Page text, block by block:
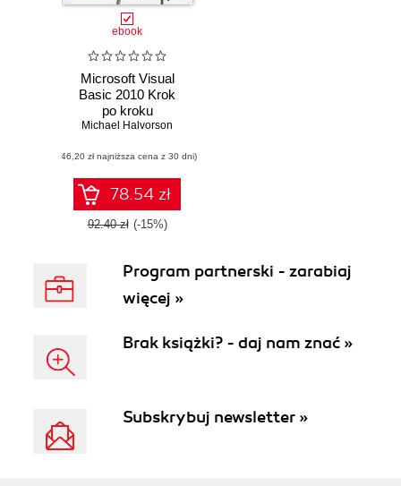
ebook
Microsoft Visual
Basic 2010 Krok
po kroku
Michael Halvorson
(46,20 zł najniższa cena z 30 dni)
78.54 zł
92.40 zł (-15%)
Program partnerski - zarabiaj
więcej »
Brak książki? - daj nam znać »
Subskrybuj newsletter »